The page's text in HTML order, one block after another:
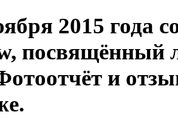
2015 года
посвящённый
и